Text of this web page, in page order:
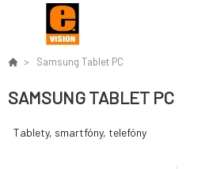
Samsung Tablet PC
SAMSUNG TABLET PC
Tablety, smartfóny, telefóny